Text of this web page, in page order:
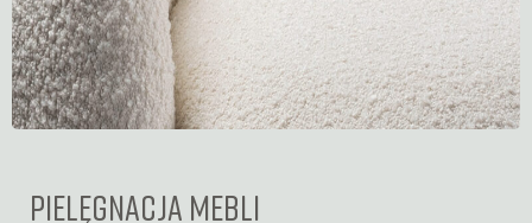
PIELĘGNACJA MEBLI